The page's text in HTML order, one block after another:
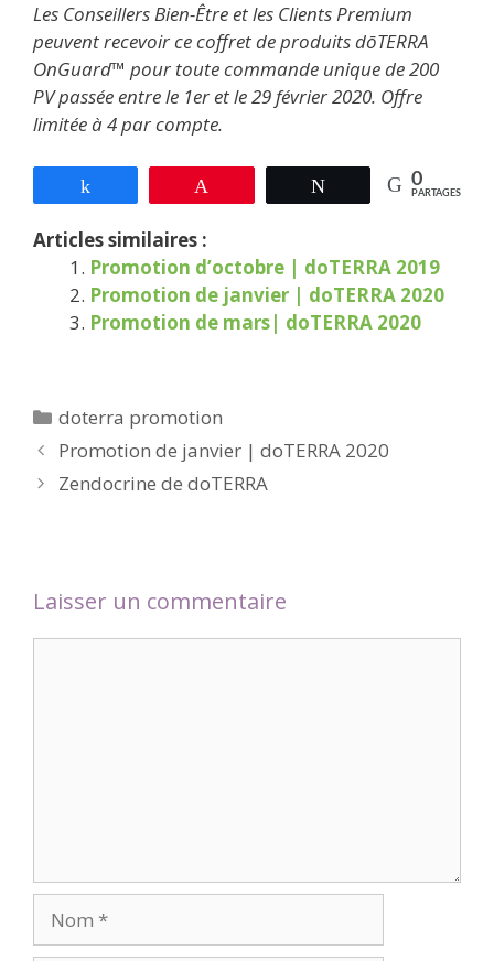
Les Conseillers Bien-Être et les Clients Premium
peuvent recevoir ce coffret de produits dōTERRA
OnGuard™ pour toute commande unique de 200
PV passée entre le 1er et le 29 février 2020. Offre
limitée à 4 par compte.
Tweetez 0
PARTAGES
Articles similaires :
Promotion d’octobre | doTERRA 2019
Promotion de janvier | doTERRA 2020
Promotion de mars| doTERRA 2020
Catégories
doterra promotion
Promotion de janvier | doTERRA 2020
Zendocrine de doTERRA
Laisser un commentaire